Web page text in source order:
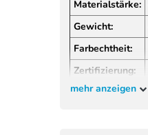
Materialstärke:
Gewicht:
Farbechtheit:
Zertifizierung:
Brandschutz:
mehr anzeigen